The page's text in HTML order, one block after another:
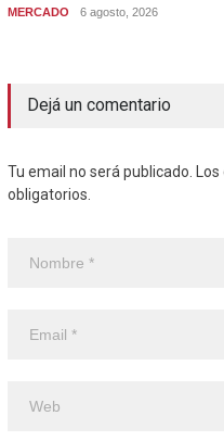
MERCADO 6 agosto, 2026
Dejá un comentario
Tu email no será publicado.
obligatorios.